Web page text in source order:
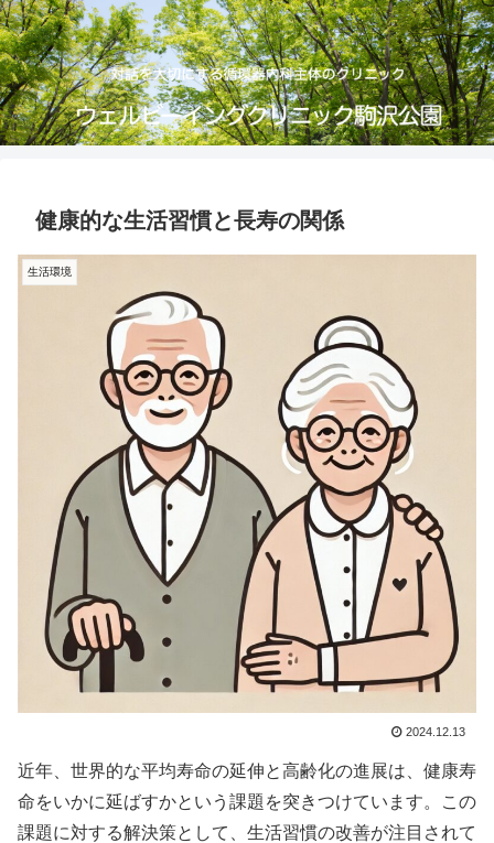
健康的な生活習慣と長寿の関係
生活環境
2024.12.13
近年、世界的な平均寿命の延伸と高齢化の進展は、健康寿
命をいかに延ばすかという課題を突きつけています。この
課題に対する解決策として、生活習慣の改善が注目されて